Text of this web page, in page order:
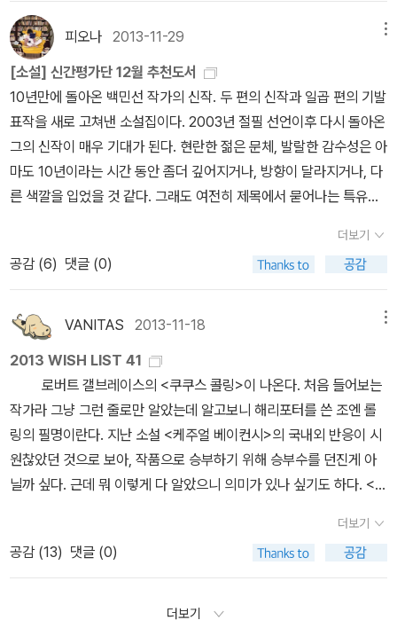
사람들이 많아졌다. 나 역시 물건을 저렴하게 구입하고 싶어서 해외
직구 생각을 하지만 발품파는 것도 그렇고 배송도 그렇고 계속 망설
이는 중이다.[컴플레인 잉글리시]는 '해외 직구, 해외여행에서 겪는
부당함에 영어로 항의하라!'는 부제가 붙어있는데, 기존 회화책에는
없는 다양한 컴플레인에 대한 영어표현이 들어있어서 괜찮을 것 같
다. 컴플레인 잉글리시케일린 신 지음 / 길벗이지톡 / 2014년 11
월 평소에 늘상 먹던 요리만 해 먹어서, 새로운 요리를 하고 싶은데
엄두가 잘 나지 않는다. 궁금한 요리가 있으면 레시피를 찾아서 인터
레시피로 음식을 만들어 먹지 않을까 싶다.도서정가제 덕분에 그런지
요즘엔 구간도서의 할인율이 높아서 정말 책을 착한 가격에 만날 수
있는 것 같다. 그런데 도서정가제가 시행되면 어떻게 바뀔런지 벌써
부터 겁이 난다. 열 요리책 부럽지 않은 총정리요리랜덤하우스 편집
부 지음 / 랜덤하우스코리아 / 2008년 1월 대한민국의 멋진
장소를 찾아다닐 수 있는 [대한민국 여행사전]. 사전이라는 제목답게
정말 두꺼운 분량이 내가 모르고 있는 우리나라의 명소들을 잘 알려
줄 것 같다. 우리나라의 아름다운 장소들을 1000곳을 선정해서 안내
하고 있는 이 책. 아이가 점점 크면서 학교 생활에 바빠서 잘 안다니게
되는데, 조금이라도 시간을 내어 아름다운 우리나라의 모습을 두루
다니며 여유로운 여행을 하고 싶다. 대한민국 여행사전유연태 외 지
2013년도 책을 무척 저렴하게 구입할 수 있는데, 책을 찾아보니 최신
제주 여행의 달인 (2014~2015 최신 개정판)고선영.김형호 지음 /
중독되는 느낌이 든다. 어, 이건 내 얘긴데? 나만 그러는게 아니잖아.
맞아, 이럴 땐.... 나도 모르게 자꾸 맞장구치며 들여다보게 되는 이야
기들은 정말 '공감'이라는 말을 하지 않을 수 없는 것이지. 아, 근데 책
장도 여유가 없는 형편에 자금 형편도 여유가 없어서 이것들을 들여
놓을수가 없다. 사고싶은 책들은 많지만.그래도 머잖아 성탄인데. 올
해가 가기전에 나를 위한 책선물을 준비해볼수도.... 있을까? 이 시리
즈는... 그냥 한번 훑어보고 싶은 책. 아니, 그보다도 오소희 저자의 에
세이가 나왔다. 남미 여행기는 아직 한권밖에 못 읽었는데? 그녀의
글은 흡입력있게 읽혀서 곧바로 다른 책도 읽을꺼야, 라는 결심을 하
게 하지만 나의 이 하찮은 일상은 그 결심을 곧바로 무너뜨리고 만다.
한국 미술사 강의 3권이 나왔어. 이거 둘째권은 읽다가 선물해줘서
에 카드를 보낼 때 유용하게 쓰일 책들인데, 이번주에 잘 생각을 해봐
야해. 카드를 보낼 여유가 있을지. 해야할 일들을 이번주에 깔끔하게
마무리 한다면. 그러니까.. 생각해보면 여유없이 지낼 이유도 없는데
왜 이리 바쁜척 하고 있는 건지 나 자신도 이해가 되지 않아. 일러스트
책을 구입하고 날마다 그림 하나씩 그려보고 있지만 역시 드로잉은
사실화와 세밀화를 연습해야 진짜 실력이 늘 것 같은데. 내가 그린 것
을 보고 있노라면 두번다시 그림은 그리고 싶지 않은 마음이 들기 시
으로 골라, 그랬다면 아마도 나는 이 색. 아니면 청록. 아니면 노랑.그
런데 내가 고른 책은 '설명하다'모니터로 보이는 색보다 실물의 표지
피오나 2013-11-29
[소설] 신간평가단 12월 추천도서
10년만에 돌아온 백민선 작가의 신작. 두 편의 신작과 일곱 편의 기발
표작을 새로 고쳐낸 소설집이다. 2003년 절필 선언이후 다시 돌아온
그의 신작이 매우 기대가 된다. 현란한 젊은 문체, 발랄한 감수성은 아
마도 10년이라는 시간 동안 좀더 깊어지거나, 방향이 달라지거나, 다
른 색깔을 입었을 것 같다. 그래도 여전히 제목에서 묻어나는 특유의
히 작품만으로 독자들에게 인정받기 위해, ‘로버트 갤브레이스’라는
가명으로 발표한 작품이라니, 더욱 기대가 된다. 그녀가 가명으로 호
평 받은 첫 소설이라는데도 의미가 있지만, 특히나 주목하고 싶은 건
판타지의 대가인 조앤 K. 롤링이 쓴 <탐정 스릴러>라는 장르라는
점!!군인 출신의 사설탐정인 코모란 스트라이크가 톱모델의 갑작스러
운 죽음을 파헤치는 과정을 그린 작품이라고 하는데, 조앤 K. 롤링 특
유의 살아있는 캐릭터 묘사가 매우 기대된다. 전통 추리소설이자
범죄소설이며 사회소설이라고 소개되는 북유럽 미스터리 스릴러의
거장 헨닝 망켈의 작품이다. 정치적 신념을 위해 두 얼굴로 살아온 인
물을 묘사한 작품이라고 하니, 아마도 스릴러보다는 사회성이 더 짙
을 것 같긴 하지만 그럼에도 기대가 되는 작품이다. 너무나 인간적이
어서 연민마저 불러일으키는 이 스웨덴 형사 시리즈는 1991년 시작
캐릭터가 특히 궁금하다. 개인적으로 문학동네의 블랙펜 클럽
더보기
공감 (6) 댓글 (0)
VANITAS 2013-11-18
2013 WISH LIST 41
로버트 갤브레이스의 <쿠쿠스 콜링>이 나온다. 처음 들어보는
작가라 그냥 그런 줄로만 알았는데 알고보니 해리포터를 쓴 조엔 롤
링의 필명이란다. 지난 소설 <케주얼 베이컨시>의 국내외 반응이 시
원찮았던 것으로 보아, 작품으로 승부하기 위해 승부수를 던진게 아
닐까 싶다. 근데 뭐 이렇게 다 알았으니 의미가 있나 싶기도 하다. <열
이다. 인간 정신에 관련한 책을 주로 내는 판미동에서 나온 소설이라
그런지 역시 영적 통찰력에 집중을 하고 있는 작품이다. <퓨즈> 역시
미국작가 줄리애나 배곳의 작품이다. 디스토피아 3부작이라고 하는
데 이제 2부가 번역된 듯 하다. 버지니아 울프의 <버지니아
더보기
공감 (13) 댓글 (0)
더보기